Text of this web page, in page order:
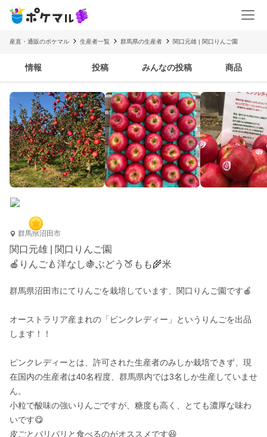
産直・通販のポケマル 生産者一覧 群馬県の生産者 関口元雄 | 関口りんご園
情報 投稿 みんなの投稿 商品
群馬県沼田市
関口元雄 | 関口りんご園
🍎りんご🍐洋なし🍇ぶどう🍑もも🌾米
群馬県沼田市にてりんごを栽培しています、関口りんご園です🍎
オーストラリア産まれの「ピンクレディー」というりんごを出品
します！！
ピンクレディーとは、許可された生産者のみしか栽培できず、現
在国内の生産者は40名程度、群馬県内では3名しか生産していませ
ん。
小粒で酸味の強いりんごですが、糖度も高く、とても濃厚な味わ
いです😋
皮ごとパリパリと食べるのがオススメです😆